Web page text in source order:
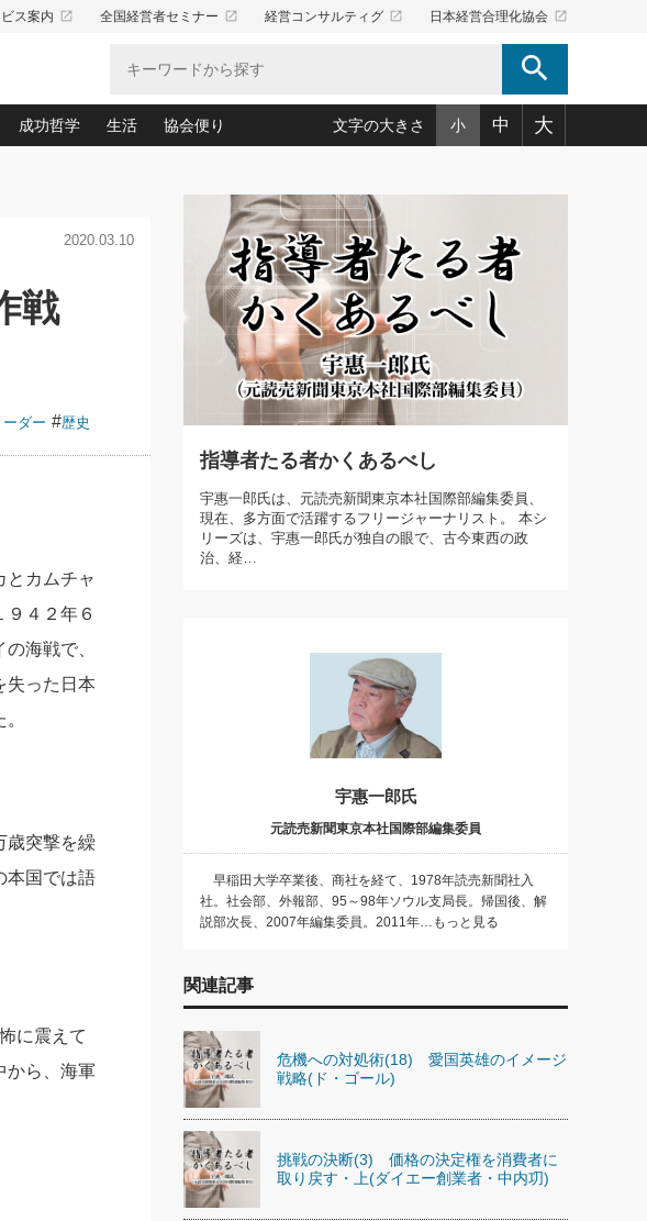
ス案内 launch 全国経営者セミナー launch 経営コンサルティグ launch 日本経営合理化協会 launch
search
2026.08.5
社長は「能力」の前に「資質」
が大事／社長業ネクスト #445
もっとみる
(36)
ラスメントの予防策(10)
持される「ウェルビーイング経営入
行る”お店の仕組みづくり(210)
ための現場改善(174)
ただからお願いしたいと思われる 気配りの達人(127)
ム対応 実践マニュアル(92)
ム対応の新知識と新常識(57)
ル社員に育てる！ 社員教育の決め手(203)
ップにつながる！ワンランク上の手紙・メール術(100)
成功哲学
中国哲学に学ぶ 不況は会社守成の好機(38)
令和時代の「社長の人間力の磨き方」(86)
先人の名句名言の教え 東洋思想に学ぶ経営学(132)
渡部昇一の「日本の指導者たち」(32)
生活
おのころ心平の ──社長のための「か・ら・だマネジメント」
(50)
デジタルＡＶを味方に！新・仕事術(180)
リーダー脳の鍛え方(32)
ワインを楽しむ基礎レッスン(12)
必読！社長が読むべき今月の4冊(88)
眼と耳で楽しむ読書術(162)
社長の「氣」(30)
米国スポーツ・ビジネスに学ぶ心理学(98)
高橋一喜の『これぞ！"本物の温泉"』(157)
協会便り
「愛読者通信」著者インタビュー(44)
ビジネス見聞録 経営ニュース(100)
作間信司の経営無形庵(けいえいむぎょうあん)(166)
経営セミナー情報局(1)
繁栄への着眼点 牟田太陽(76)
講話を聞いて学ぼう 実学・耳学・磨く「ミミガク」のすすめ
文字の大きさ 小 中 大
2020.03.10
戦
ーダー #歴史
カムチャ
４２年６
海戦で、
失った日本
歳突撃を繰
本国では語
に震えて
から、海軍
指導者たる者かくあるべし
宇惠一郎氏は、元読売新聞東京本社国際部編集委員、
現在、多方面で活躍するフリージャーナリスト。 本シ
リーズは、宇惠一郎氏が独自の眼で、古今東西の政
治、経…
宇惠一郎氏
元読売新聞東京本社国際部編集委員
早稲田大学卒業後、商社を経て、1978年読売新聞社入
社。社会部、外報部、95～98年ソウル支局長。帰国後、解
説部次長、2007年編集委員。2011年…もっと見る
関連記事
危機への対処術(18) 愛国英雄のイメージ
戦略(ド・ゴール)
挑戦の決断(3) 価格の決定権を消費者に
取り戻す・上(ダイエー創業者・中内㓛)